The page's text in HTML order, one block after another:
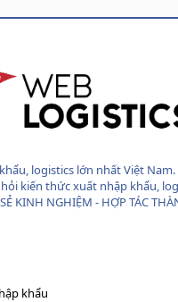
logistics lớn nhất Việt
kiến thức xuất nhập khẩu,
KINH NGHIỆM - HỢP TÁC
khẩu